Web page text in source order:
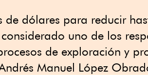
de dólares para reducir
uno de los
de exploración y
Manuel López